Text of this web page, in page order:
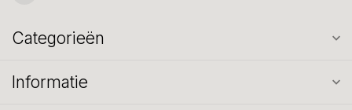
Categorieën
Informatie